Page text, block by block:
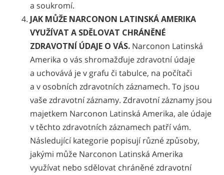
a soukromí.
JAK MŮŽE NARCONON LATINSKÁ AMERIKA
VYUŽÍVAT A SDĚLOVAT CHRÁNĚNÉ
ZDRAVOTNÍ ÚDAJE O VÁS. Narconon Latinská
Amerika o vás shromažďuje zdravotní údaje
a uchovává je v grafu či tabulce, na počítači
a v osobních zdravotních záznamech. To jsou
vaše zdravotní záznamy. Zdravotní záznamy jsou
majetkem Narconon Latinská Amerika, ale údaje
v těchto zdravotních záznamech patří vám.
Následující kategorie popisují různé způsoby,
jakými může Narconon Latinská Amerika
využívat nebo sdělovat chráněné zdravotní